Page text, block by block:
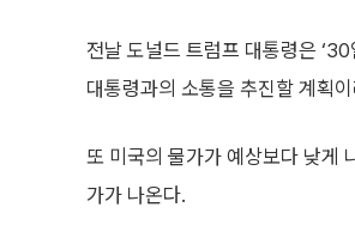
전날 도널드 트럼프 대통령은
대통령과의 소통을 추진할 계획
또 미국의 물가가 예상보다 낮게
가가 나온다.